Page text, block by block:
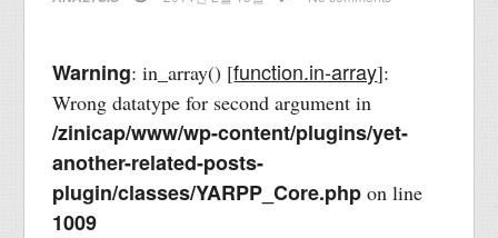
Warning: in_array() [function.in-array]:
Wrong datatype for second argument in
/zinicap/www/wp-content/plugins/yet-
another-related-posts-
plugin/classes/YARPP_Core.php on line
1009